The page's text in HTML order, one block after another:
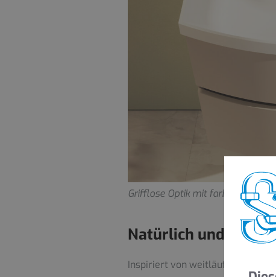
Grifflose Optik mit farbig
Natürlich und
Inspiriert von weitläufigen